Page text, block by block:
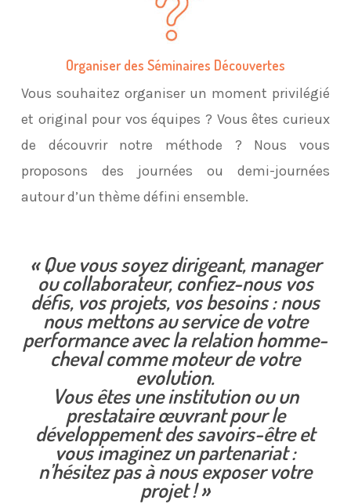
Organiser des Séminaires Découvertes
Vous souhaitez organiser un moment privilégié
et original pour vos équipes ? Vous êtes curieux
de découvrir notre méthode ? Nous vous
proposons des journées ou demi-journées
autour d’un thème défini ensemble.
« Que vous soyez dirigeant, manager
ou collaborateur, confiez-nous vos
défis, vos projets, vos besoins : nous
nous mettons au service de votre
performance avec la relation homme-
cheval comme moteur de votre
evolution.
Vous êtes une institution ou un
prestataire œuvrant pour le
développement des savoirs-être et
vous imaginez un partenariat :
n’hésitez pas à nous exposer votre
projet ! »